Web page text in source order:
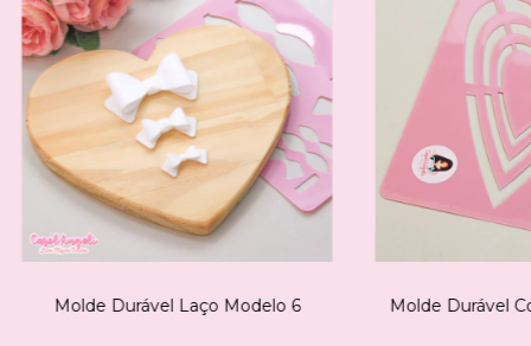
Molde Durável Laço Modelo 6 Molde Durável